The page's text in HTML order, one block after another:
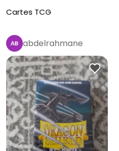
Cartes TCG
abdelrahmane